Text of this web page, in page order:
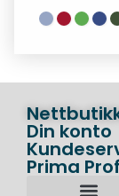
Din konto
Prima